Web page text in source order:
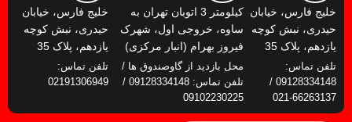
خلیج فارس، خیابان
حیدری، نبش کوچه
یازدهم، پلاک 35
تلفن تماس:
09128334148 /
66263137-021
کیلومتر 3 اتوبان تهران به
ساوه، خروجی اول، شهرک
فیروز بهرام (انبار مرکزی)
محل بازدید از گاوصندوق ها /
تلفن تماس: 09128334148 /
09102230225
خلیج فارس، خیابان
حیدری، نبش کوچه
یازدهم، پلاک 35
تلفن تماس:
02191306949